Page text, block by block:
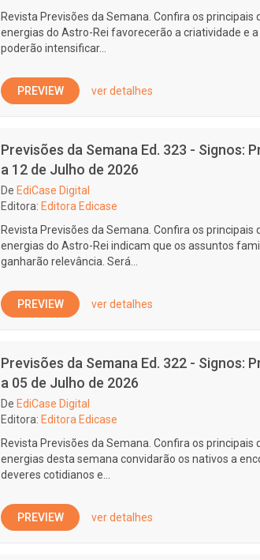
Revista Previsões da Semana. Confira os principais
energias do Astro-Rei favorecerão a criatividade e
poderão intensificar...
PREVIEW ver detalhes
Previsões da Semana Ed. 323 - Signos:
a 12 de Julho de 2026
De EdiCase Digital
Editora: Editora Edicase
Revista Previsões da Semana. Confira os principais
energias do Astro-Rei indicam que os assuntos
ganharão relevância. Será...
PREVIEW ver detalhes
Previsões da Semana Ed. 322 - Signos:
a 05 de Julho de 2026
De EdiCase Digital
Editora: Editora Edicase
Revista Previsões da Semana. Confira os principais
energias desta semana convidarão os nativos a
deveres cotidianos e...
PREVIEW ver detalhes